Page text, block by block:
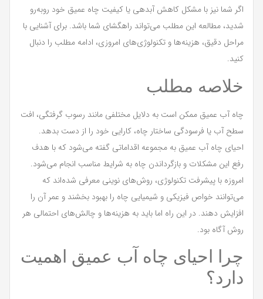
اگر شما نیز با مشکل کاهش آبدهی یا کیفیت چاه عمیق خود روبه‌رو
شدید، مطالعه این مطلب می‌تواند راهگشای شما باشد. برای آشنایی با
مراحل دقیق، هزینه‌ها و تکنولوژی‌های امروزی، ادامه مطلب را دنبال
کنید.
خلاصه مطلب
چاه آب عمیق ممکن است به دلایل مختلفی مانند رسوب گرفتگی، افت
سطح آب یا فرسودگی ساختار چاه، کارایی خود را از دست بدهد.
احیای چاه آب عمیق به مجموعه اقداماتی گفته می‌شود که با هدف
رفع این مشکلات و بازگرداندن چاه به شرایط مناسب انجام می‌شود.
امروزه با پیشرفت تکنولوژی، روش‌های نوینی معرفی شده‌اند که
می‌توانند خواص فیزیکی و شیمیایی چاه را بهبود بخشند و عمر آن را
افزایش دهند. در این راه اما باید به هزینه‌ها و چالش‌های احتمالی هر
روش آگاه بود.
چرا احیای چاه آب عمیق اهمیت
دارد؟